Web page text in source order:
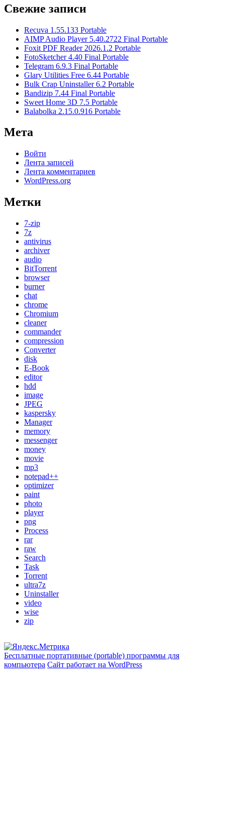
Свежие записи
Recuva 1.55.133 Portable
AIMP Audio Player 5.40.2722 Final Portable
Foxit PDF Reader 2026.1.2 Portable
FotoSketcher 4.40 Final Portable
Telegram 6.9.3 Final Portable
Glary Utilities Free 6.44 Portable
Bulk Crap Uninstaller 6.2 Portable
Bandizip 7.44 Final Portable
Sweet Home 3D 7.5 Portable
Balabolka 2.15.0.916 Portable
Мета
Войти
Лента записей
Лента комментариев
WordPress.org
Метки
7-zip
7z
antivirus
archiver
audio
BitTorrent
browser
burner
chat
chrome
Chromium
cleaner
commander
compression
Converter
disk
E-Book
editor
hdd
image
JPEG
kaspersky
Manager
memory
messenger
money
movie
mp3
notepad++
optimizer
paint
photo
player
png
Process
rar
raw
Search
Task
Torrent
ultra7z
Uninstaller
video
wise
zip
Бесплатные портативные (portable) программы для
компьютера Сайт работает на WordPress